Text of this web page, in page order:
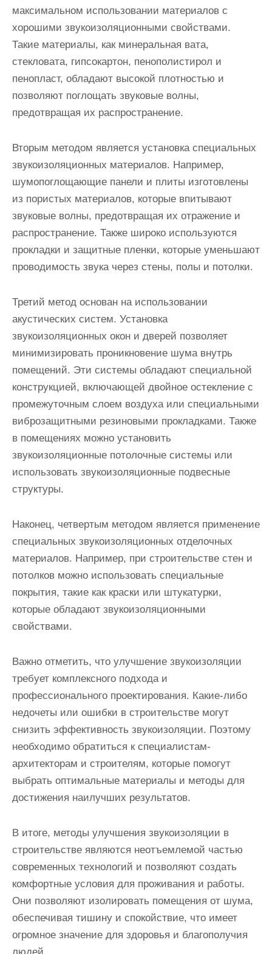
максимальном использовании материалов с
хорошими звукоизоляционными свойствами.
Такие материалы, как минеральная вата,
стекловата, гипсокартон, пенополистирол и
пенопласт, обладают высокой плотностью и
позволяют поглощать звуковые волны,
предотвращая их распространение.
Вторым методом является установка специальных
звукоизоляционных материалов. Например,
шумопоглощающие панели и плиты изготовлены
из пористых материалов, которые впитывают
звуковые волны, предотвращая их отражение и
распространение. Также широко используются
прокладки и защитные пленки, которые уменьшают
проводимость звука через стены, полы и потолки.
Третий метод основан на использовании
акустических систем. Установка
звукоизоляционных окон и дверей позволяет
минимизировать проникновение шума внутрь
помещений. Эти системы обладают специальной
конструкцией, включающей двойное остекление с
промежуточным слоем воздуха или специальными
виброзащитными резиновыми прокладками. Также
в помещениях можно установить
звукоизоляционные потолочные системы или
использовать звукоизоляционные подвесные
структуры.
Наконец, четвертым методом является применение
специальных звукоизоляционных отделочных
материалов. Например, при строительстве стен и
потолков можно использовать специальные
покрытия, такие как краски или штукатурки,
которые обладают звукоизоляционными
свойствами.
Важно отметить, что улучшение звукоизоляции
требует комплексного подхода и
профессионального проектирования. Какие-либо
недочеты или ошибки в строительстве могут
снизить эффективность звукоизоляции. Поэтому
необходимо обратиться к специалистам-
архитекторам и строителям, которые помогут
выбрать оптимальные материалы и методы для
достижения наилучших результатов.
В итоге, методы улучшения звукоизоляции в
строительстве являются неотъемлемой частью
современных технологий и позволяют создать
комфортные условия для проживания и работы.
Они позволяют изолировать помещения от шума,
обеспечивая тишину и спокойствие, что имеет
огромное значение для здоровья и благополучия